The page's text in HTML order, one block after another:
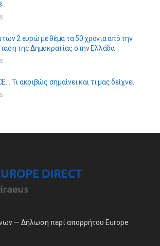
των 2 ευρώ με θέμα τα 50 χρόνια από την
της Δημοκρατίας στην Ελλάδα
Τι ακριβώς σημαίνει και τι μας δείχνει
— Δήλωση περί απορρήτου Europe